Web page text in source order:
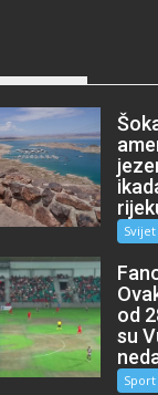
Svijet
od
su
Sport